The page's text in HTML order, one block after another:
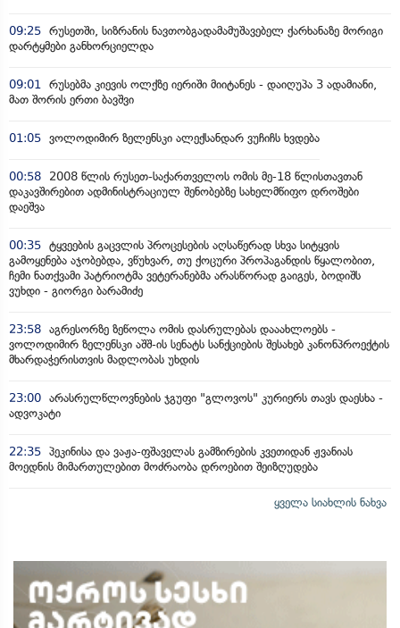
09:25 რუსეთში, სიზრანის ნავთობგადამამუშავებელ ქარხანაზე მორიგი
დარტყმები განხორციელდა
09:01
რუსებმა კიევის ოლქზე იერიში მიიტანეს - დაიღუპა 3 ადამიანი,
მათ შორის ერთი ბავშვი
01:05 ვოლოდიმირ ზელენსკი ალექსანდარ ვუჩიჩს ხვდება
00:58
2008 წლის რუსეთ-საქართველოს ომის მე-18 წლისთავთან
დაკავშირებით ადმინისტრაციულ შენობებზე სახელმწიფო დროშები
დაეშვა
00:35 ტყვეების გაცვლის პროცესების აღსაწერად სხვა სიტყვის
გამოყენება აჯობებდა, ვწუხვარ, თუ ქოცური პროპაგანდის წყალობით,
ჩემი ნათქვამი პატრიოტმა ვეტერანებმა არასწორად გაიგეს, ბოდიშს
ვუხდი - გიორგი ბარამიძე
23:58 აგრესორზე ზეწოლა ომის დასრულებას დააახლოებს -
ვოლოდიმირ ზელენსკი აშშ-ის სენატს სანქციების შესახებ კანონპროექტის
მხარდაჭერისთვის მადლობას უხდის
23:00 არასრულწლოვნების ჯგუფი "გლოვოს" კურიერს თავს დაესხა -
ადვოკატი
22:35 პეკინისა და ვაჟა-ფშაველას გამზირების კვეთიდან ჟვანიას
მოედნის მიმართულებით მოძრაობა დროებით შეიზღუდება
ყველა სიახლის ნახვა